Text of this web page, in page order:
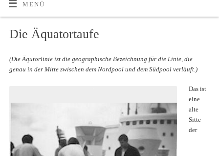
MENÜ
Die Äquatortaufe
(Die Äqutorlinie ist die geographische Bezeichnung für die Linie, die
genau in der Mitte zwischen dem Nordpool und dem Südpool verläuft.)
Das ist
eine
alte
Sitte
der